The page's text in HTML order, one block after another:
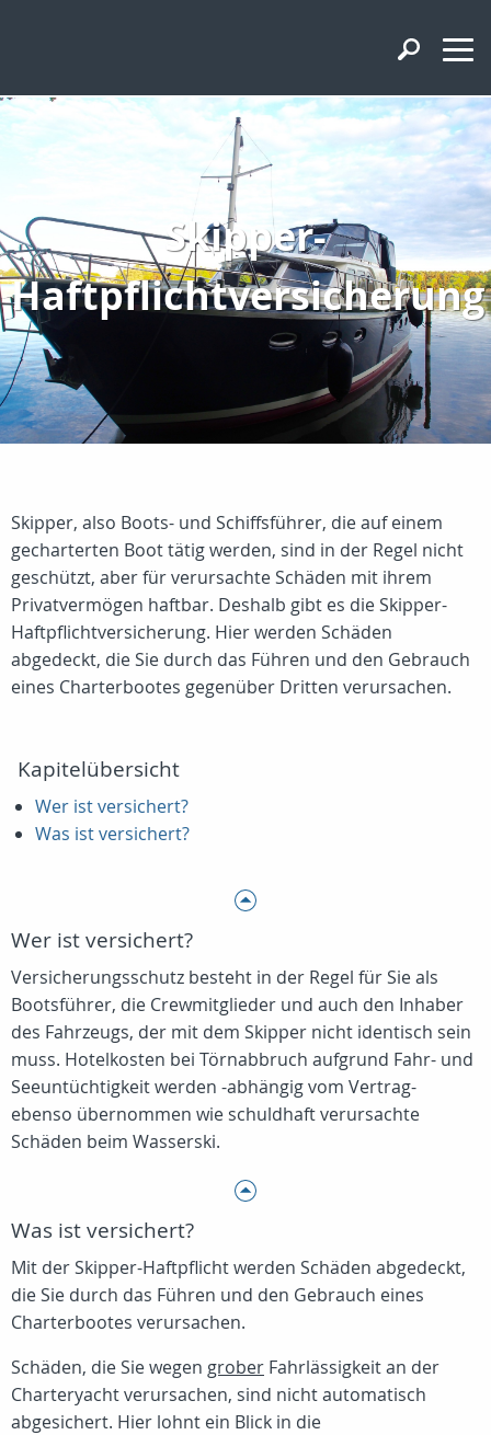
Skipper-
Haftpflichtversicherung
Skipper, also Boots- und Schiffsführer, die auf einem
gecharterten Boot tätig werden, sind in der Regel nicht
geschützt, aber für verursachte Schäden mit ihrem
Privatvermögen haftbar. Deshalb gibt es die Skipper-
Haftpflichtversicherung. Hier werden Schäden
abgedeckt, die Sie durch das Führen und den Gebrauch
eines Charterbootes gegenüber Dritten verursachen.
Kapitelübersicht
Wer ist versichert?
Was ist versichert?
Wer ist versichert?
Versicherungsschutz besteht in der Regel für Sie als
Bootsführer, die Crewmitglieder und auch den Inhaber
des Fahrzeugs, der mit dem Skipper nicht identisch sein
muss. Hotelkosten bei Törnabbruch aufgrund Fahr- und
Seeuntüchtigkeit werden -abhängig vom Vertrag-
ebenso übernommen wie schuldhaft verursachte
Schäden beim Wasserski.
Was ist versichert?
Mit der Skipper-Haftpflicht werden Schäden abgedeckt,
die Sie durch das Führen und den Gebrauch eines
Charterbootes verursachen.
Schäden, die Sie wegen grober Fahrlässigkeit an der
Charteryacht verursachen, sind nicht automatisch
abgesichert. Hier lohnt ein Blick in die